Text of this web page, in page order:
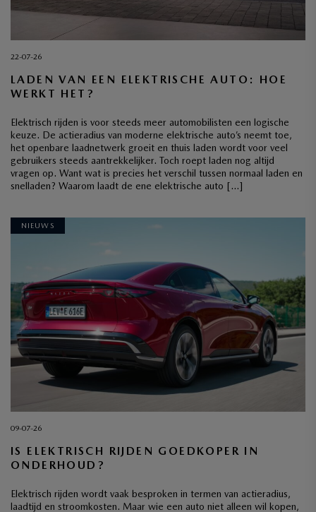
22-07-26
LADEN VAN EEN ELEKTRISCHE AUTO: HOE
WERKT HET?
Elektrisch rijden is voor steeds meer automobilisten een logische
keuze. De actieradius van moderne elektrische auto’s neemt toe,
het openbare laadnetwerk groeit en thuis laden wordt voor veel
gebruikers steeds aantrekkelijker. Toch roept laden nog altijd
vragen op. Want wat is precies het verschil tussen normaal laden en
snelladen? Waarom laadt de ene elektrische auto […]
NIEUWS
09-07-26
IS ELEKTRISCH RIJDEN GOEDKOPER IN
ONDERHOUD?
Elektrisch rijden wordt vaak besproken in termen van actieradius,
laadtijd en stroomkosten. Maar wie een auto niet alleen wil kopen,